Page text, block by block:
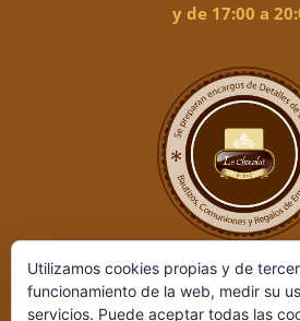
y de 17:00 a
Utilizamos cookies propias y de
funcionamiento de la web, medir su
servicios. Puede aceptar todas las